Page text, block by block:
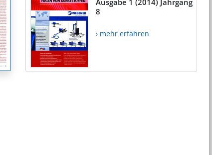
8
› mehr erfahren